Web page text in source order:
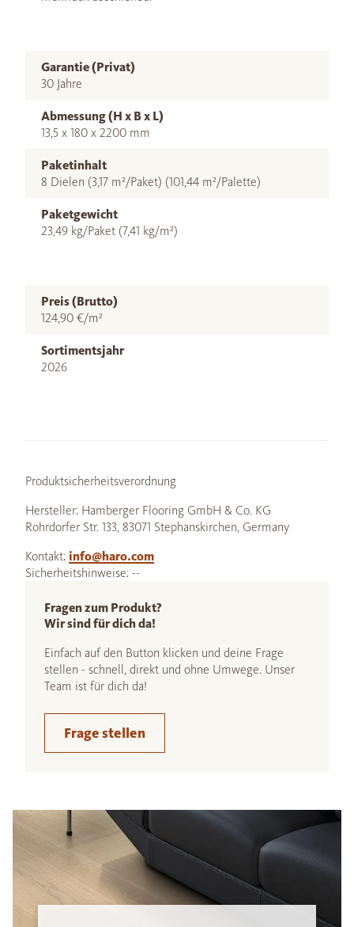
Garantie (Privat)
30 Jahre
Abmessung (H x B x L)
13,5 x 180 x 2200 mm
Paketinhalt
8 Dielen (3,17 m²/Paket) (101,44 m²/Palette)
Paketgewicht
23,49 kg/Paket (7,41 kg/m²)
Preis (Brutto)
124,90 €/m²
Sortimentsjahr
2026
Produktsicherheitsverordnung
Hersteller: Hamberger Flooring GmbH & Co. KG
Rohrdorfer Str. 133, 83071 Stephanskirchen, Germany
Kontakt: info@haro.com
Sicherheitshinweise: --
Fragen zum Produkt?
Wir sind für dich da!
Einfach auf den Button klicken und deine Frage
stellen - schnell, direkt und ohne Umwege. Unser
Team ist für dich da!
Frage stellen